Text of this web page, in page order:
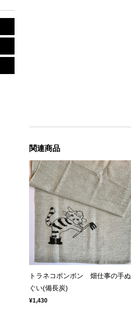
関連商品
トラネコボンボン 畑仕事の手ぬ
ぐい(備長炭)
¥1,430